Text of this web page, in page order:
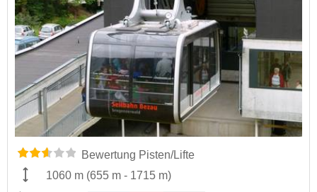
Bewertung Pisten/Lifte
1060 m (655 m - 1715 m)